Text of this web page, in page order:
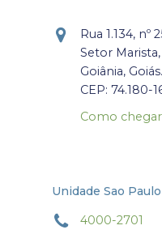
Rua 1.134, nº
Setor Marista,
Goiânia, Goiás.
CEP: 74.180-
Como chegar
Unidade Sao Paulo
4000-2701